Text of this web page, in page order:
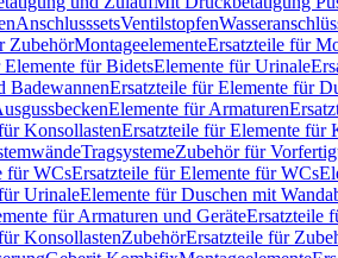
AnschlusssetsVentilstopfen
ZubehörMontageelementeErsatzteile für
für BidetsElemente für Urinale
BadewannenErsatzteile für Elemente für
Elemente für Armaturen
KonsollastenErsatzteile für Elemente für
TragsystemeZubehör für
für WCsErsatzteile für Elemente für WCs
UrinaleElemente für Duschen mit
für Armaturen und GeräteErsatzteile
KonsollastenZubehörErsatzteile für